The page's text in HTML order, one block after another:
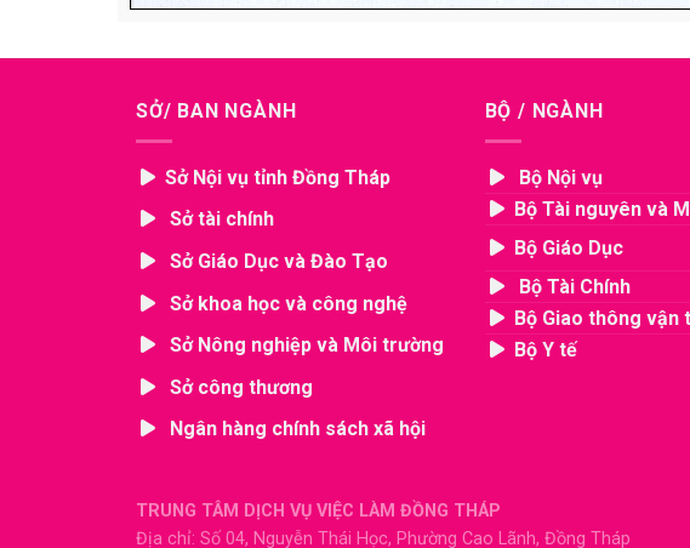
SỞ/ BAN NGÀNH
Sở Nội vụ tỉnh Đồng Tháp
Sở tài chính
Sở Giáo Dục và Đào Tạo
Sở khoa học và công nghệ
Sở Nông nghiệp và Môi trường
Sở công thương
Ngân hàng chính sách xã hội
BỘ / NGÀNH
Bộ Nội vụ
Bộ Tài nguyên và
Bộ Giáo Dục
Bộ Tài Chính
Bộ Giao thông vận
Bộ Y tế
TRUNG TÂM DỊCH VỤ VIỆC LÀM ĐỒNG THÁP
Địa chỉ: Số 04, Nguyễn Thái Học, Phường Cao Lãnh, Đồng Tháp